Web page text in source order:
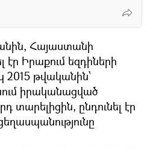
Հայաստանի
Իրաքում եզդիների
2015 թվականին՝
իրականացված
տարելիցին, ընդունել էր